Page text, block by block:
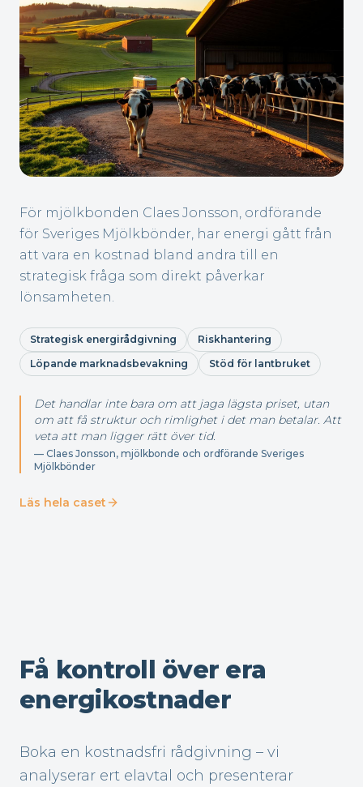
För mjölkbonden Claes Jonsson, ordförande
för Sveriges Mjölkbönder, har energi gått från
att vara en kostnad bland andra till en
strategisk fråga som direkt påverkar
lönsamheten.
Strategisk energirådgivning
Riskhantering
Löpande marknadsbevakning
Stöd för lantbruket
Det handlar inte bara om att jaga lägsta priset, utan
om att få struktur och rimlighet i det man betalar. Att
veta att man ligger rätt över tid.
— Claes Jonsson, mjölkbonde och ordförande Sveriges
Mjölkbönder
Läs hela caset
Boka en kostnadsfri rådgivning – vi
analyserar ert elavtal och presenterar
Få kontroll över era
energikostnader